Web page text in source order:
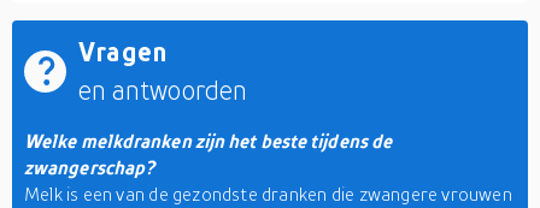
Vragen
en antwoorden
Welke melkdranken zijn het beste tijdens de
zwangerschap?
Melk is een van de gezondste dranken die zwangere vrouwen